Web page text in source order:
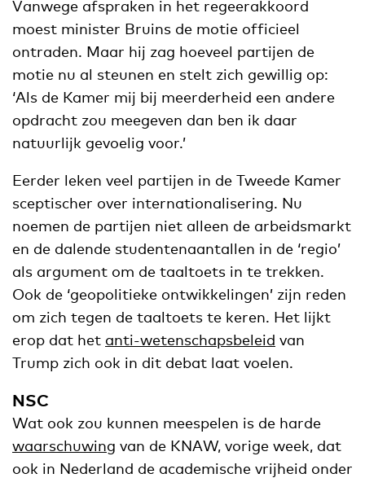
Vanwege afspraken in het regeerakkoord
moest minister Bruins de motie officieel
ontraden. Maar hij zag hoeveel partijen de
motie nu al steunen en stelt zich gewillig op:
‘Als de Kamer mij bij meerderheid een andere
opdracht zou meegeven dan ben ik daar
natuurlijk gevoelig voor.’
Eerder leken veel partijen in de Tweede Kamer
sceptischer over internationalisering. Nu
noemen de partijen niet alleen de arbeidsmarkt
en de dalende studentenaantallen in de ‘regio’
als argument om de taaltoets in te trekken.
Ook de ‘geopolitieke ontwikkelingen’ zijn reden
om zich tegen de taaltoets te keren. Het lijkt
erop dat het anti-wetenschapsbeleid van
Trump zich ook in dit debat laat voelen.
NSC
Wat ook zou kunnen meespelen is de harde
waarschuwing van de KNAW, vorige week, dat
ook in Nederland de academische vrijheid onder